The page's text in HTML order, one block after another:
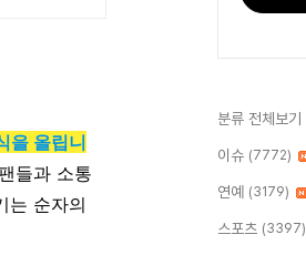
을 올립니
들과 소통
는 순자의
분류 전체보기
이슈 (7772)
연예 (3179)
스포츠 (3397)